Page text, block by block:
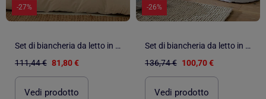
-27%
Set di biancheria da letto in cotone a righe bayadère con federa per cuscino
111,44 € 81,80 €
Vedi prodotto
-26%
Set di biancheria da letto in cotone percalle a righe, lenzuola + federe
136,74 € 100,70 €
Vedi prodotto